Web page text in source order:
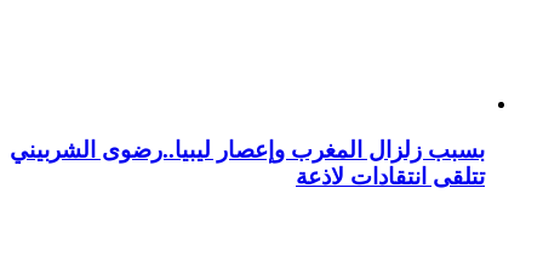
بسبب زلزال المغرب وإعصار ليبيا..رضوى الشربيني
تتلقى انتقادات لاذعة